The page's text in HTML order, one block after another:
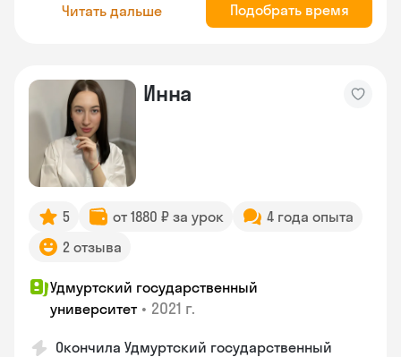
Читать дальше Подобрать время
Инна
5 от 1880 ₽ за урок
4 года опыта
2 отзыва
Удмуртский государственный
университет • 2021 г.
Окончила Удмуртский государственный